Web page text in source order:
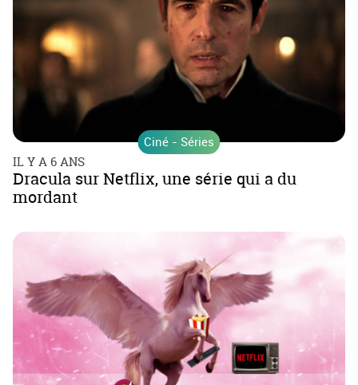
Ciné - Séries
IL Y A 6 ANS
Dracula sur Netflix, une série qui a du
mordant